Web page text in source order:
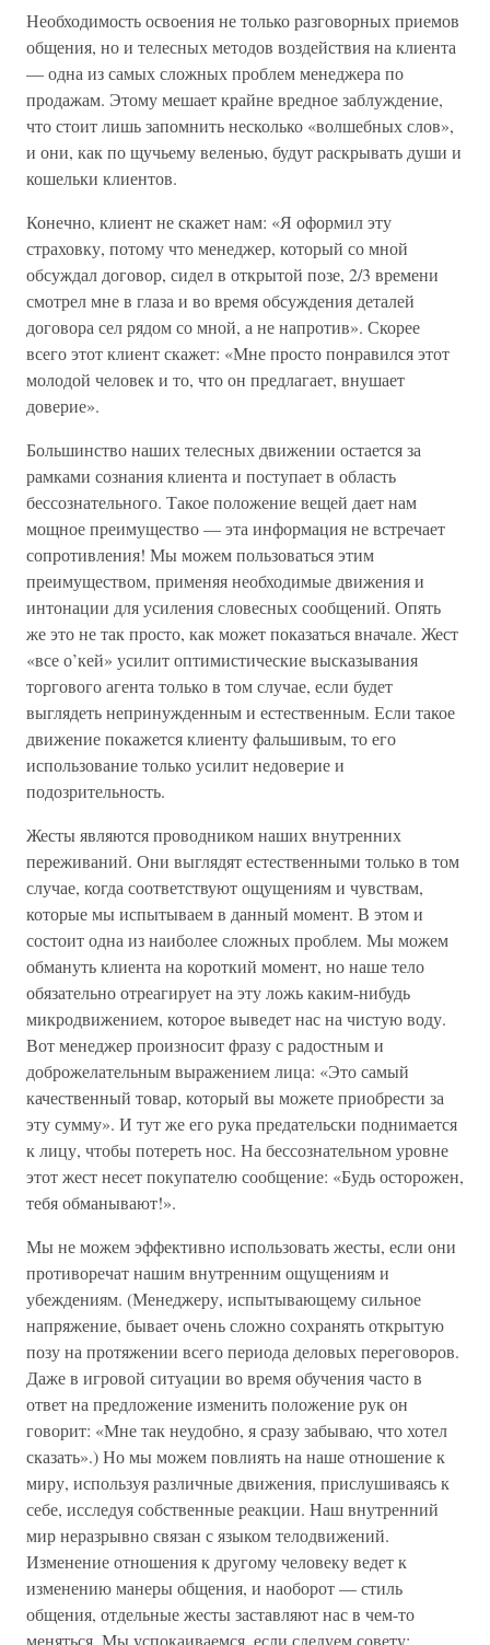
Необходимость освоения не только разговорных приемов
общения, но и телесных методов воздействия на клиента
— одна из самых сложных проблем менеджера по
продажам. Этому мешает крайне вредное заблуждение,
что стоит лишь запомнить несколько «волшебных слов»,
и они, как по щучьему веленью, будут раскрывать души и
кошельки клиентов.
Конечно, клиент не скажет нам: «Я оформил эту
страховку, потому что менеджер, который со мной
обсуждал договор, сидел в открытой позе, 2/3 времени
смотрел мне в глаза и во время обсуждения деталей
договора сел рядом со мной, а не напротив». Скорее
всего этот клиент скажет: «Мне просто понравился этот
молодой человек и то, что он предлагает, внушает
доверие».
Большинство наших телесных движении остается за
рамками сознания клиента и поступает в область
бессознательного. Такое положение вещей дает нам
мощное преимущество — эта информация не встречает
сопротивления! Мы можем пользоваться этим
преимуществом, применяя необходимые движения и
интонации для усиления словесных сообщений. Опять
же это не так просто, как может показаться вначале. Жест
«все о’кей» усилит оптимистические высказывания
торгового агента только в том случае, если будет
выглядеть непринужденным и естественным. Если такое
движение покажется клиенту фальшивым, то его
использование только усилит недоверие и
подозрительность.
Жесты являются проводником наших внутренних
переживаний. Они выглядят естественными только в том
случае, когда соответствуют ощущениям и чувствам,
которые мы испытываем в данный момент. В этом и
состоит одна из наиболее сложных проблем. Мы можем
обмануть клиента на короткий момент, но наше тело
обязательно отреагирует на эту ложь каким-нибудь
микродвижением, которое выведет нас на чистую воду.
Вот менеджер произносит фразу с радостным и
доброжелательным выражением лица: «Это самый
качественный товар, который вы можете приобрести за
эту сумму». И тут же его рука предательски поднимается
к лицу, чтобы потереть нос. На бессознательном уровне
этот жест несет покупателю сообщение: «Будь осторожен,
тебя обманывают!».
Мы не можем эффективно использовать жесты, если они
противоречат нашим внутренним ощущениям и
убеждениям. (Менеджеру, испытывающему сильное
напряжение, бывает очень сложно сохранять открытую
позу на протяжении всего периода деловых переговоров.
Даже в игровой ситуации во время обучения часто в
ответ на предложение изменить положение рук он
говорит: «Мне так неудобно, я сразу забываю, что хотел
сказать».) Но мы можем повлиять на наше отношение к
миру, используя различные движения, прислушиваясь к
себе, исследуя собственные реакции. Наш внутренний
мир неразрывно связан с языком телодвижений.
Изменение отношения к другому человеку ведет к
изменению манеры общения, и наоборот — стиль
общения, отдельные жесты заставляют нас в чем-то
меняться. Мы успокаиваемся, если следуем совету: